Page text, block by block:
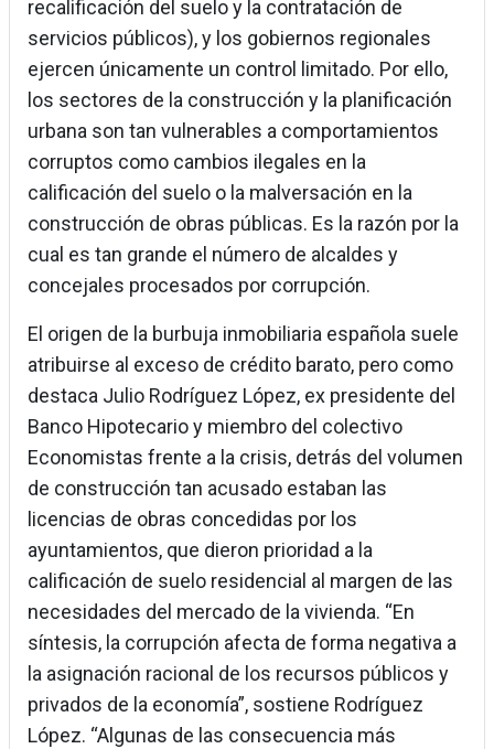
recalificación del suelo y la contratación de
servicios públicos), y los gobiernos regionales
ejercen únicamente un control limitado. Por ello,
los sectores de la construcción y la planificación
urbana son tan vulnerables a comportamientos
corruptos como cambios ilegales en la
calificación del suelo o la malversación en la
construcción de obras públicas. Es la razón por la
cual es tan grande el número de alcaldes y
concejales procesados por corrupción.
El origen de la burbuja inmobiliaria española suele
atribuirse al exceso de crédito barato, pero como
destaca Julio Rodríguez López, ex presidente del
Banco Hipotecario y miembro del colectivo
Economistas frente a la crisis, detrás del volumen
de construcción tan acusado estaban las
licencias de obras concedidas por los
ayuntamientos, que dieron prioridad a la
calificación de suelo residencial al margen de las
necesidades del mercado de la vivienda. “En
síntesis, la corrupción afecta de forma negativa a
la asignación racional de los recursos públicos y
privados de la economía”, sostiene Rodríguez
López. “Algunas de las consecuencia más